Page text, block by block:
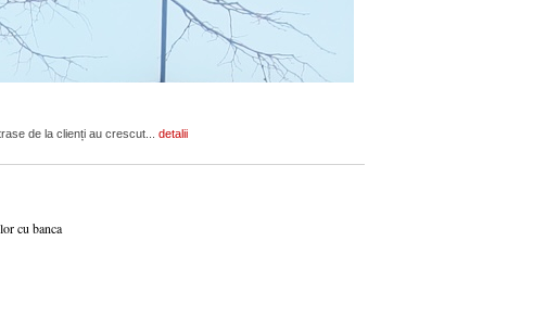
de la clienți au crescut... detalii
cu banca